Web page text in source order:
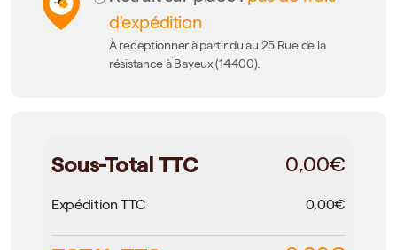
d'expédition
À receptionner à partir du au 25 Rue de la
résistance à Bayeux (14400).
Sous-Total TTC 0,00€
Expédition TTC 0,00€